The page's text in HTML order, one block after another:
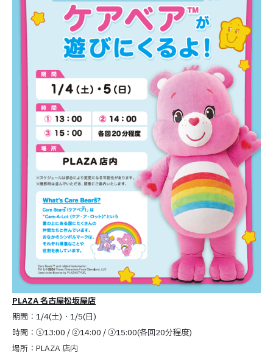
PLAZA 名古屋松坂屋店
期間：1/4(土)・1/5(日)
時間：①13:00 / ②14:00 / ③15:00(各回20分程度)
場所：PLAZA 店内